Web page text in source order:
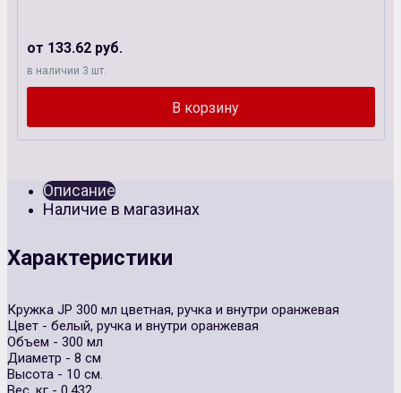
от 133.62 руб.
в наличии 3 шт.
Описание
Наличие в магазинах
Характеристики
Кружка JP 300 мл цветная, ручка и внутри оранжевая
Цвет - белый, ручка и внутри оранжевая
Объем - 300 мл
Диаметр - 8 см
Высота - 10 см.